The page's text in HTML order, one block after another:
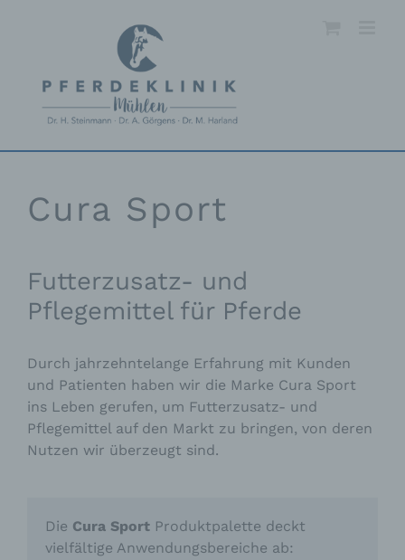
Cura Sport
Futterzusatz- und
Pflegemittel für Pferde
Durch jahrzehntelange Erfahrung mit Kunden
und Patienten haben wir die Marke Cura Sport
ins Leben gerufen, um Futterzusatz- und
Pflegemittel auf den Markt zu bringen, von deren
Nutzen wir überzeugt sind.
Die Cura Sport Produktpalette deckt
vielfältige Anwendungsbereiche ab: